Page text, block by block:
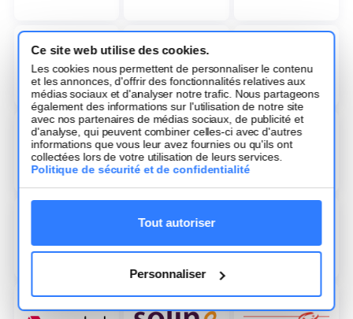
Ce site web utilise des cookies.
Les cookies nous permettent de personnaliser le contenu
et les annonces, d'offrir des fonctionnalités relatives aux
médias sociaux et d'analyser notre trafic. Nous partageons
également des informations sur l'utilisation de notre site
avec nos partenaires de médias sociaux, de publicité et
d'analyse, qui peuvent combiner celles-ci avec d'autres
informations que vous leur avez fournies ou qu'ils ont
collectées lors de votre utilisation de leurs services.
Politique de sécurité et de confidentialité
Tout autoriser
Personnaliser